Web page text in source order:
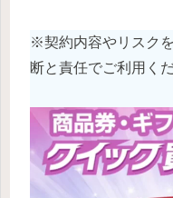
※契約内容やリスク
断と責任でご利用くだ